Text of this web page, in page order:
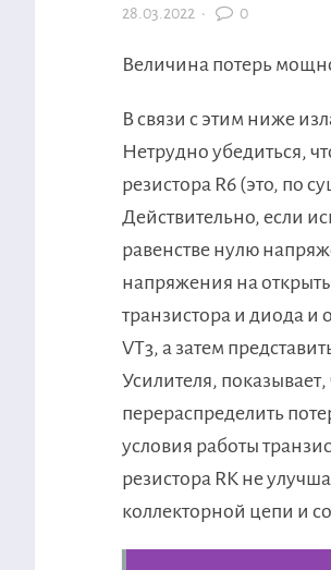
28.03.2022 · 0
Величина потерь
В связи с этим ниже
Нетрудно убедиться,
резистора R6 (это, по
Действительно, если
равенстве нулю
напряжения на
транзистора и диода и
VT3, а затем
Усилителя,
перераспределить
условия работы
резистора RK не
коллекторной цепи и